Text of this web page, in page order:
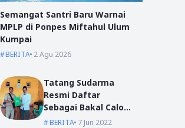
Semangat Santri Baru Warnai
MPLP di Ponpes Miftahul Ulum
Kumpai
BERITA 2 Agu 2026
Tatang Sudarma
Resmi Daftar
Sebagai Bakal Calon
Kepala Desa Mas
BERITA 7 Jun 2022